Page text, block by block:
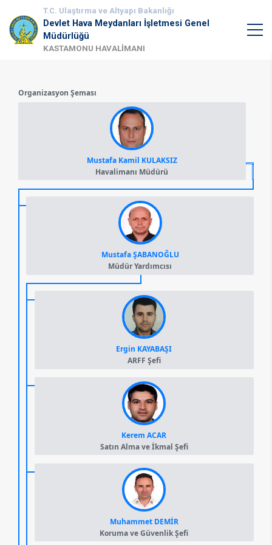
T.C. Ulaştırma ve Altyapı Bakanlığı
Devlet Hava Meydanları İşletmesi Genel
Müdürlüğü
KASTAMONU HAVALİMANI
Organizasyon Şeması
Mustafa Kamil KULAKSIZ
Havalimanı Müdürü
Mustafa ŞABANOĞLU
Müdür Yardımcısı
Ergin KAYABAŞI
ARFF Şefi
Kerem ACAR
Satın Alma ve İkmal Şefi
Muhammet DEMİR
Koruma ve Güvenlik Şefi